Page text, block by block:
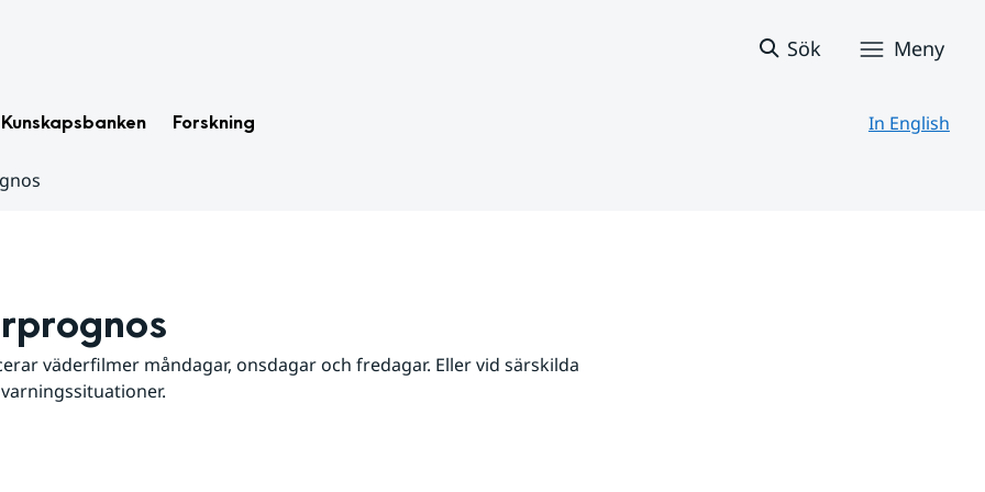
Sök Meny
Kunskapsbanken Forskning In English
väderfilmer måndagar, onsdagar och fredagar. Eller vid särskilda